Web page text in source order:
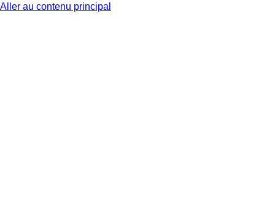
Aller au contenu principal